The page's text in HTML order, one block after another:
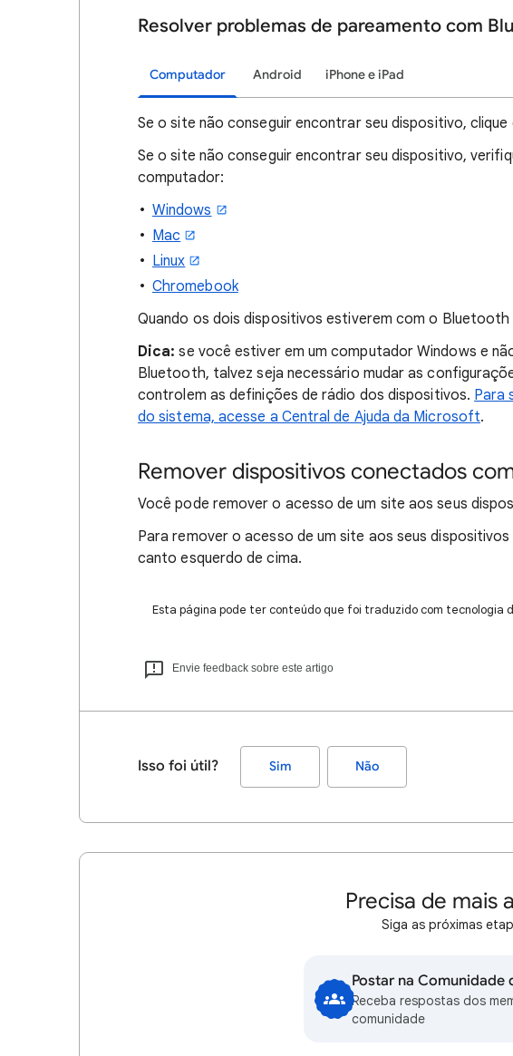
Resolver problemas de pareamento com
Computador Android iPhone e iPad
Se o site não conseguir encontrar seu dispositivo, clique
Se o site não conseguir encontrar seu dispositivo,
computador:
Windows
Mac
Linux
Chromebook
Quando os dois dispositivos estiverem com o
Dica: se você estiver em um computador Windows e
Bluetooth, talvez seja necessário mudar as
controlem as definições de rádio dos dispositivos. Para
do sistema, acesse a Central de Ajuda da Microsoft.
Remover dispositivos conectados
Você pode remover o acesso de um site aos seus
Para remover o acesso de um site aos seus
canto esquerdo de cima.
Esta página pode ter conteúdo que foi traduzido com tecnologia
Envie feedback sobre este artigo
Isso foi útil? Sim Não
Precisa de mais
Siga as próximas
Postar na Comunidade
Receba respostas dos
comunidade